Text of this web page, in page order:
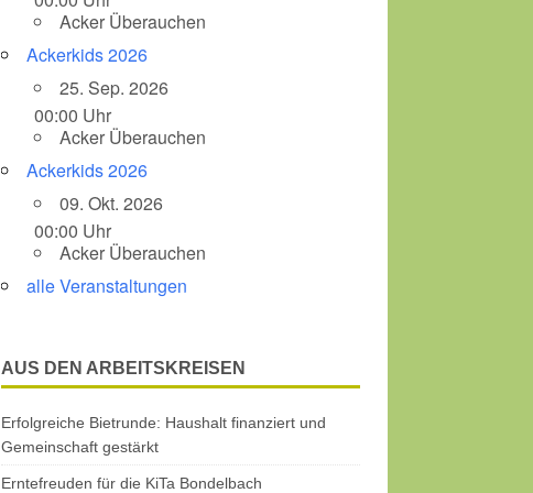
Acker Überauchen
Ackerkids 2026
25. Sep. 2026
00:00 Uhr
Acker Überauchen
Ackerkids 2026
09. Okt. 2026
00:00 Uhr
Acker Überauchen
alle Veranstaltungen
AUS DEN ARBEITSKREISEN
Erfolgreiche Bietrunde: Haushalt finanziert und
Gemeinschaft gestärkt
Erntefreuden für die KiTa Bondelbach